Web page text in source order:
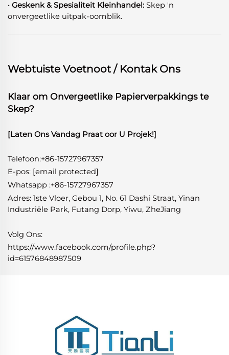
· Geskenk & Spesialiteit Kleinhandel: Skep 'n
onvergeetlike uitpak-oomblik.
Webtuiste Voetnoot / Kontak Ons
Klaar om Onvergeetlike Papierverpakkings te
Skep?
[Laten Ons Vandag Praat oor U Projek!]
Telefoon:+86-15727967357
E-pos: [email protected]
Whatsapp :+86-15727967357
Adres: 1ste Vloer, Gebou 1, No. 61 Dashi Straat, Yinan
Industriële Park, Futang Dorp, Yiwu, ZheJiang
Volg Ons:
https://www.facebook.com/profile.php?
id=61576848987509